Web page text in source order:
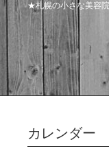
★札幌の小さな美容
カレンダー